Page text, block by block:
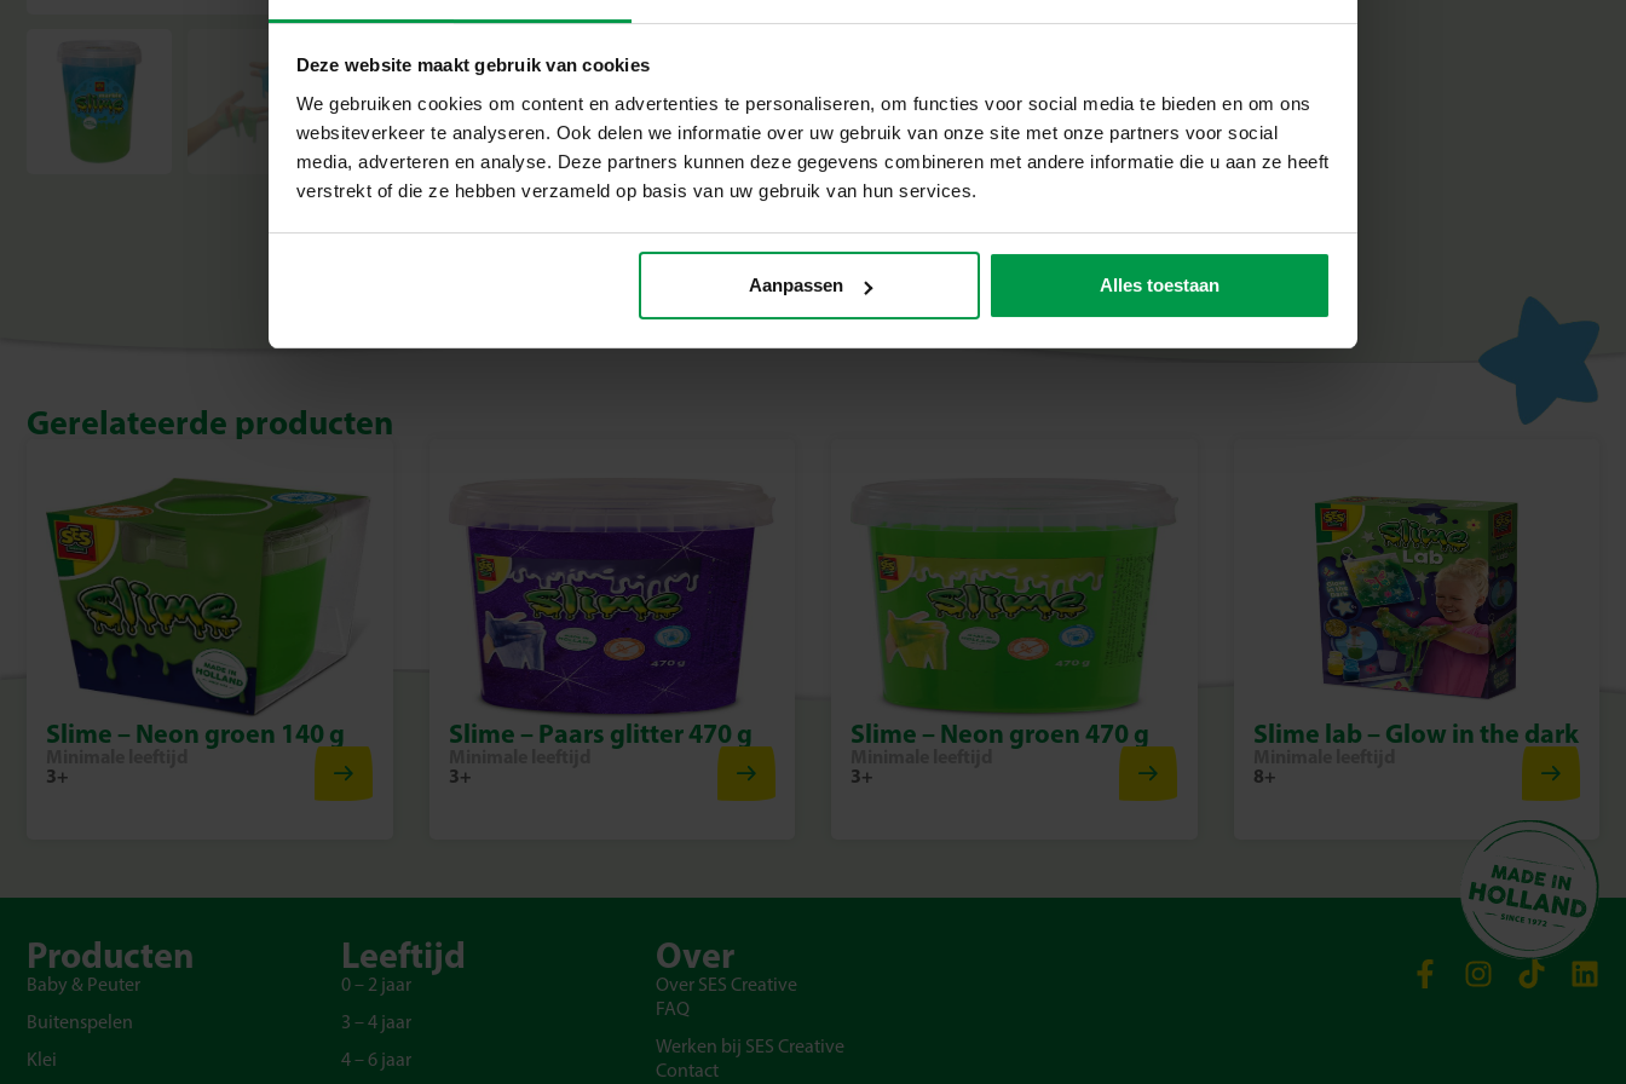
Deze website maakt gebruik van cookies
We gebruiken cookies om content en advertenties te personaliseren, om functies voor social media te bieden en om ons
websiteverkeer te analyseren. Ook delen we informatie over uw gebruik van onze site met onze partners voor social
media, adverteren en analyse. Deze partners kunnen deze gegevens combineren met andere informatie die u aan ze heeft
verstrekt of die ze hebben verzameld op basis van uw gebruik van hun services.
Aanpassen Alles toestaan
Ontdek de magie van marble slime en geniet van het kleurrijke plezier dat deze groene en
Gerelateerde producten
Slime – Neon groen 140 g
3+
Slime – Paars glitter 470 g
3+
Slime – Neon groen 470 g
3+
Slime lab – Glow in the dark
8+
Producten
Baby & Peuter
Buitenspelen
Klei
Leeftijd
0 – 2 jaar
3 – 4 jaar
4 – 6 jaar
Over
Over SES Creative
FAQ
Werken bij SES Creative
Contact